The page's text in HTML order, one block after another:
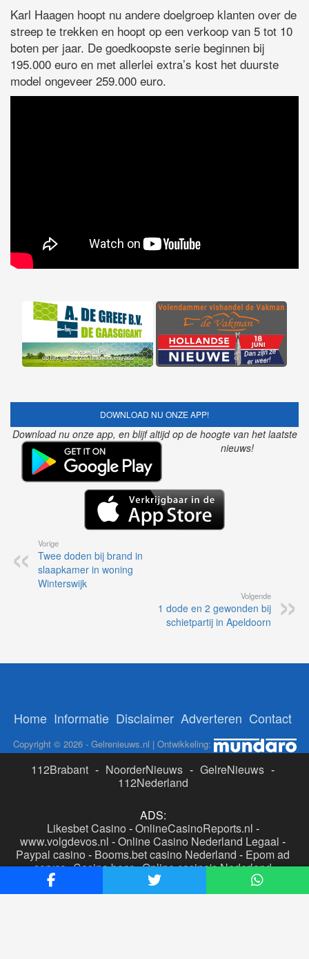
Karl Haagen hoopt nu andere doelgroep klanten over de
streep te trekken en hoopt op een verkoop van 5 tot 10
boten per jaar. De goedkoopste serie beginnen bij
195.000 euro en met allerlei extra’s kost het duurste
model ongeveer 259.000 euro.
DOWNLOAD NU ONZE APP!
Download nu onze app, en blijf altijd op de hoogte van het laatste
nieuws!
Vorige
Twee doden bij brand in
slaapkamer in woning
Winterswijk
Volgende
1 dode en 2 gewonden bij
schietpartij in Apeldoorn
Home Informatie Disclaimer Adverteren Contact
Copyright © 2026 - Gelrenieuws.nl | Ontwikkeling:
112Brabant - NoorderNieuws - GelreNieuws -
112Nederland
ADS:
Likesbet Casino -OnlineCasinoReports.nl -
www.volgdevos.nl -Online Casino Nederland Legaal -
Paypal casino - Booms.bet casino Nederland - Epom ad
server-Casino boer-Online casino's Nederland